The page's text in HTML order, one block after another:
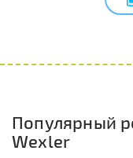
Популярный
Wexler